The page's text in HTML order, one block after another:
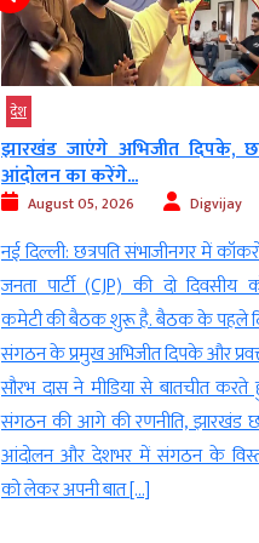
देश
ऑपरेशन त्रिशूल से भगोड़ों पर
शिकंजा, सात...
August 05, 2026 AGNIBAN
नई दिल्ली । केंद्र सरकार ने भगोड़े
के खिलाफ चलाए जा रहे ऑपरेशन
(OperationTrishul) के तहत
सफलता का दावा किया है।
अनुसार पिछले सात वर्षों में 36 देशों से
274 वांछित अपराधियों (Fugitives)
भारत (India) वापस लाया गया है।
अपराधियों में आतंकवाद (Terrorism),